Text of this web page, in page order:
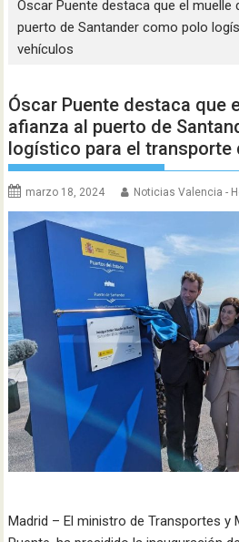
Óscar Puente destaca que el muelle
puerto de Santander como polo
vehículos
Óscar Puente destaca que
afianza al puerto de
logístico para el transporte
marzo 18, 2024 Noticias Valencia -
Madrid – El ministro de Transportes y